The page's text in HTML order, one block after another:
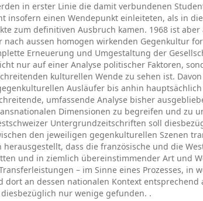
in erster Linie die damit verbundenen
insofern einen Wendepunkt einleiteten, als in
zum definitiven Ausbruch kamen. 1968 ist
nach aussen homogen wirkenden Gegenkultur
Erneuerung und Umgestaltung der
nur auf einer Analyse politischer Faktoren,
kulturellen Wende zu sehen ist.
Ausläufer bis anhin
umfassende Analyse bisher
Dimensionen zu begreifen und zu
Untergrundzeitschriften soll
den jeweiligen gegenkulturellen Szenen
herausgestellt, dass die französische und die
und in ziemlich übereinstimmender Art und
– im Sinne eines Prozesses, in
dort an dessen nationalen Kontext
nur wenige gefunden. .